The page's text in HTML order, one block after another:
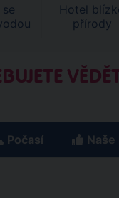
se
Hotel
přírody
Počasí